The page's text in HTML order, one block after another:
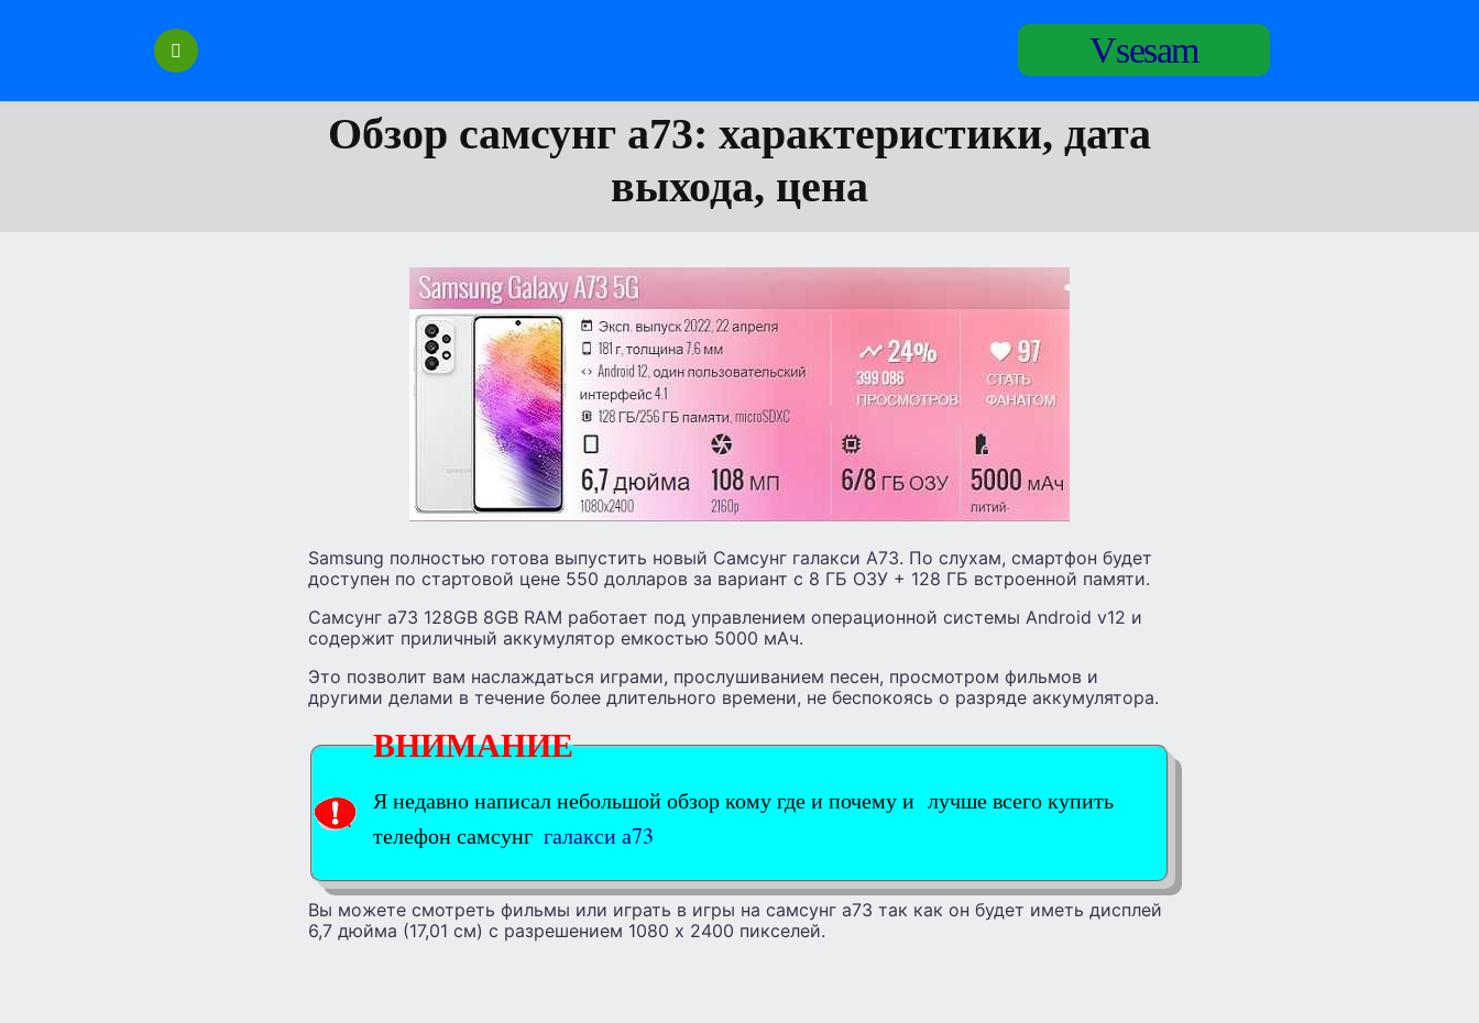
Vsesam
Обзор самсунг а73: характеристики, дата
выхода, цена
Samsung полностью готова выпустить новый Самсунг галакси А73. По слухам, смартфон будет
доступен по стартовой цене 550 долларов за вариант с 8 ГБ ОЗУ + 128 ГБ встроенной памяти.
Самсунг а73 128GB 8GB RAM работает под управлением операционной системы Android v12 и
содержит приличный аккумулятор емкостью 5000 мАч.
Это позволит вам наслаждаться играми, прослушиванием песен, просмотром фильмов и
другими делами в течение более длительного времени, не беспокоясь о разряде аккумулятора.
ВНИМАНИЕ
Я недавно написал небольшой обзор кому где и почему и лучше всего купить
телефон самсунг галакси а73
Вы можете смотреть фильмы или играть в игры на самсунг а73 так как он будет иметь дисплей
6,7 дюйма (17,01 см) с разрешением 1080 x 2400 пикселей.